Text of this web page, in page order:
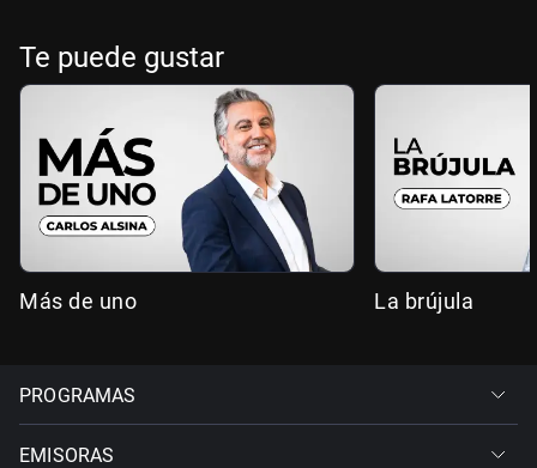
Te puede gustar
Más de uno La brújula
PROGRAMAS
EMISORAS